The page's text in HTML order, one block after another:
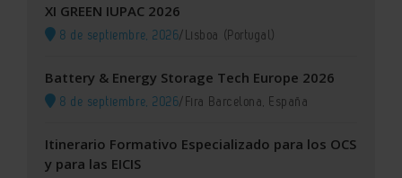
XI GREEN IUPAC 2026
8 de septiembre, 2026/Lisboa (Portugal)
Battery & Energy Storage Tech Europe 2026
8 de septiembre, 2026/Fira Barcelona, España
Itinerario Formativo Especializado para los OCS
y para las EICIS